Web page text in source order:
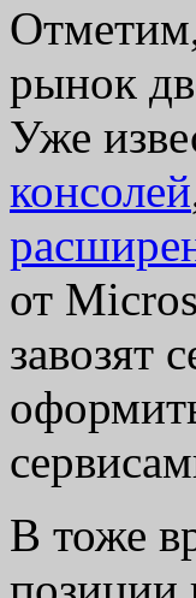
рынок
Уже
консолей
от
завозят
В тоже